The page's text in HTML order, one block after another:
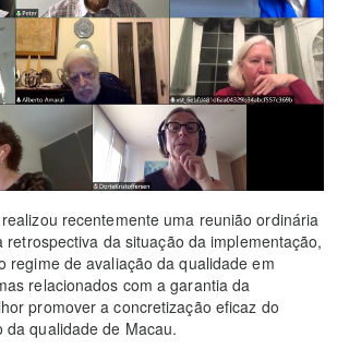
recentemente uma reunião ordinária
retrospectiva da situação da implementação,
regime de avaliação da qualidade em
relacionados com a garantia da
promover a concretização eficaz do
da qualidade de Macau.